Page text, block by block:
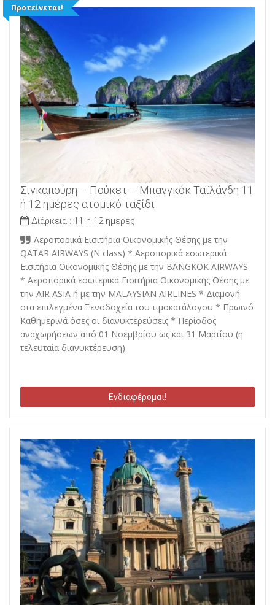
Προτείνεται!
Σιγκαπούρη – Πούκετ – Μπανγκόκ Ταϊλάνδη 11
ή 12 ημέρες ατομικό ταξίδι
Διάρκεια : 11 η 12 ημέρες
Αεροπορικά Εισιτήρια Οικονομικής Θέσης με την
QATAR AIRWAYS (N class) * Αεροπορικά εσωτερικά
Εισιτήρια Οικονομικής Θέσης με την BANGKOK AIRWAYS
* Αεροπορικά εσωτερικά Εισιτήρια Οικονομικής Θέσης με
την AIR ASIA ή με την MALAYSIAN AIRLINES * Διαμονή
στα επιλεγμένα Ξενοδοχεία του τιμοκατάλογου * Πρωινό
Καθημερινά όσες οι διανυκτερεύσεις * Περίοδος
αναχωρήσεων από 01 Νοεμβρίου ως και 31 Μαρτίου (η
τελευταία διανυκτέρευση)
Ενδιαφέρομαι!